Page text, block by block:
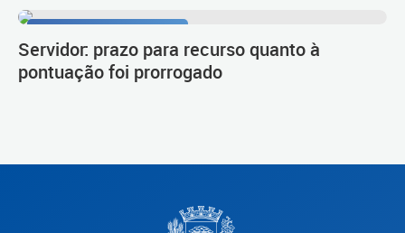
Servidor: prazo para recurso quanto à
pontuação foi prorrogado